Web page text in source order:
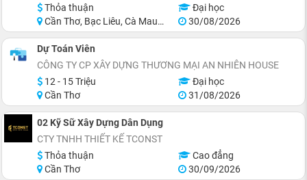
Thỏa thuận
Đại học
Cần Thơ, Bạc Liêu, Cà Mau, Long An
30/08/2026
Dự Toán Viên
CÔNG TY CP XÂY DỰNG THƯƠNG MẠI AN NHIÊN HOUSE
12 - 15 Triệu
Đại học
Cần Thơ
31/08/2026
02 Kỹ Sữ Xây Dựng Dân Dụng
CTY TNHH THIẾT KẾ TCONST
Thỏa thuận
Cao đẳng
Cần Thơ
30/09/2026